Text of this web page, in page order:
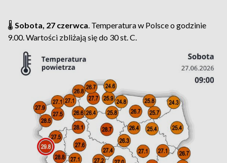
🌡️ Sobota, 27 czerwca . Temperatura w Polsce o godzinie
9.00. Wartości zbliżają się do 30 st. C.